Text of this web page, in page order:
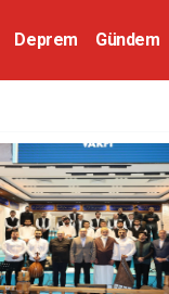
Deprem Gündem